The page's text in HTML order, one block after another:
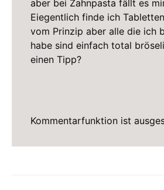
aber bei Zahnpasta fällt es
Eiegentlich finde ich
vom Prinzip aber alle die ich
habe sind einfach total
einen Tipp?
Kommentarfunktion ist